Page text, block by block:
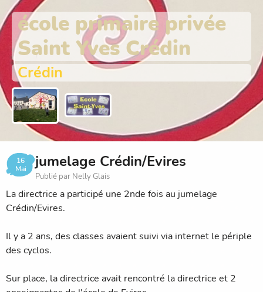
école primaire privée
Saint Yves Crédin
Crédin
16
Mai
jumelage Crédin/Evires
Publié par Nelly Glais
La directrice a participé une 2nde fois au jumelage
Crédin/Evires.
Il y a 2 ans, des classes avaient suivi via internet le périple
des cyclos.
Sur place, la directrice avait rencontré la directrice et 2